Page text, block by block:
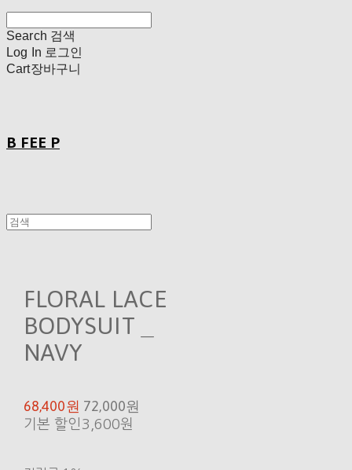
Search 검색
Log In 로그인
Cart장바구니
B FEE P
FLORAL LACE
BODYSUIT _
NAVY
68,400원 72,000원
기본 할인 3,600원